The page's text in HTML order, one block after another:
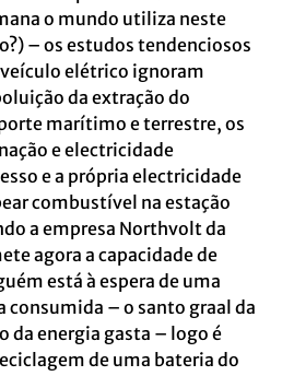
o mundo utiliza neste
– os estudos tendenciosos
elétrico ignoram
da extração do
marítimo e terrestre, os
e electricidade
e a própria electricidade
combustível na estação
a empresa Northvolt da
agora a capacidade de
está à espera de uma
consumida – o santo graal da
da energia gasta – logo é
de uma bateria do